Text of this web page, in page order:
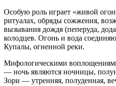
Особую роль играет «живой
ритуалах, обряды сожжения,
вызывания дождя (пеперуда,
колодцев. Огонь и вода
Купалы, огненной реки.
Мифологическими
— ночь являются ночницы,
Зори — утренняя, полуденная,